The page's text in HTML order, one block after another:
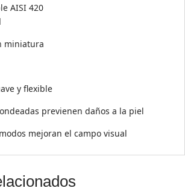
AISI 420
miniatura
y flexible
previenen daños a la piel
mejoran el campo visual